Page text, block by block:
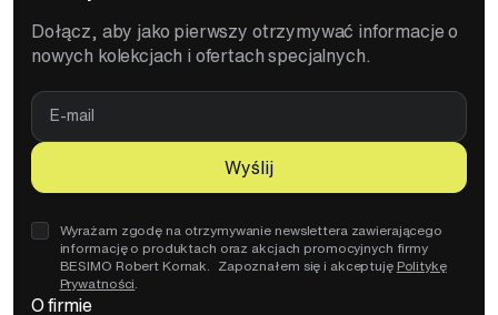
Dołącz, aby jako pierwszy otrzymywać informacje o
nowych kolekcjach i ofertach specjalnych.
E-
mail
Wyślij
Wyrażam zgodę na otrzymywanie newslettera zawierającego
informację o produktach oraz akcjach promocyjnych firmy
BESIMO Robert Kornak. Zapoznałem się i akceptuję Politykę
Prywatności
O firmie